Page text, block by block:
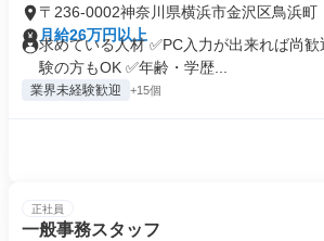
〒236-0002神奈川県横浜市金沢区鳥浜町
月給26万円以上
求めている人材 ✅PC入力が出来れば尚
験の方もOK ✅年齢・学歴...
業界未経験歓迎 +15個
正社員
一般事務スタッフ